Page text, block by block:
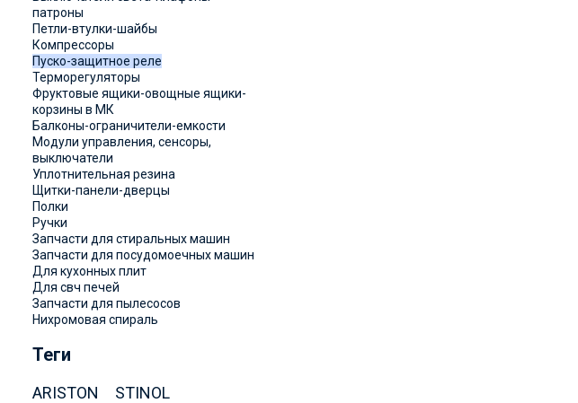
патроны
Петли-втулки-шайбы
Компрессоры
Пуско-защитное реле
Терморегуляторы
Фруктовые ящики-овощные ящики-
корзины в МК
Балконы-ограничители-емкости
Модули управления, сенсоры,
выключатели
Уплотнительная резина
Щитки-панели-дверцы
Полки
Ручки
Запчасти для стиральных машин
Запчасти для посудомоечных машин
Для кухонных плит
Для свч печей
Запчасти для пылесосов
Нихромовая спираль
Теги
ARISTON
STINOL